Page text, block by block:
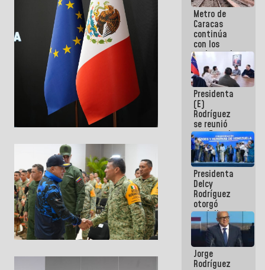
Metro de
Caracas
continúa
con los
trabajos de
mantenimiento
e inspección
en la Línea 2
Presidenta
(E)
Rodríguez
se reunió
con Estado
Mayor
Eléctrico
para
abordar
planes de
acción
Presidenta
Delcy
Rodríguez
otorgó
medalla
"Héroe de
Venezuela"
a servidores
públicos
Jorge
Rodríguez